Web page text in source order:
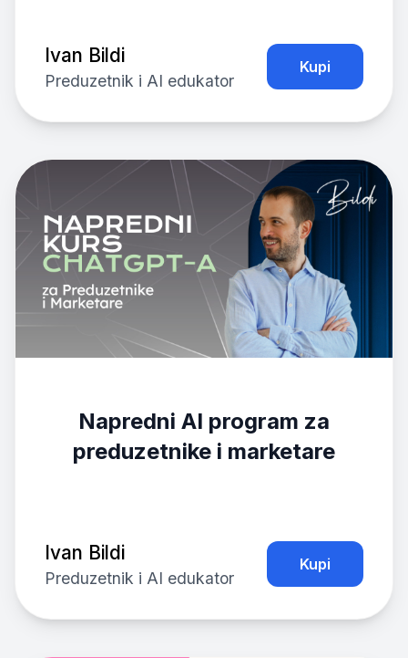
Ivan Bildi
Preduzetnik i AI edukator
Kupi
Napredni AI program za
preduzetnike i marketare
Ivan Bildi
Preduzetnik i AI edukator
Kupi